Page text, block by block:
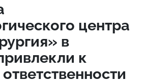
центра
в
к